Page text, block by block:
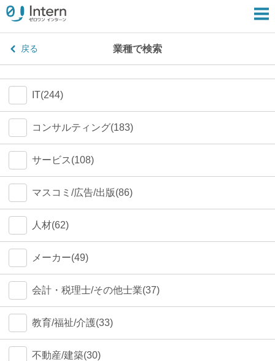
戻る 業種で検索
IT(244)
コンサルティング(183)
サービス(108)
マスコミ/広告/出版(86)
人材(62)
メーカー(49)
会計・税理士/その他士業(37)
教育/福祉/介護(33)
不動産/建築(30)